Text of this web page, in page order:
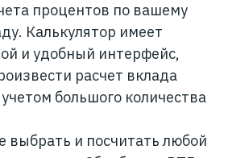
процентов по вашему
Калькулятор имеет
и удобный интерфейс,
расчет вклада
большого количества
выбрать и посчитать любой